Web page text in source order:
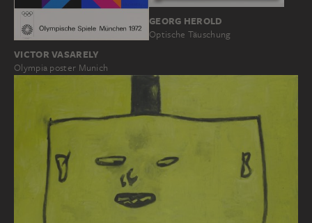
VICTOR VASARELY
Olympia poster Munich
GEORG HEROLD
Optische Täuschung